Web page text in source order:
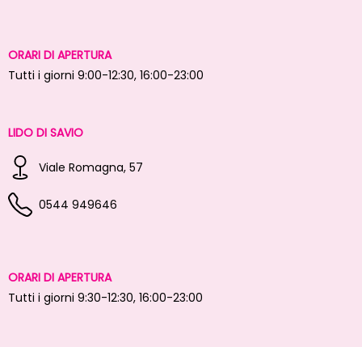
ORARI DI APERTURA
Tutti i giorni 9:00-12:30, 16:00-23:00
LIDO DI SAVIO
Viale Romagna, 57
0544 949646
ORARI DI APERTURA
Tutti i giorni 9:30-12:30, 16:00-23:00